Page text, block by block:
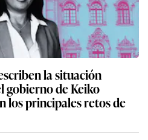
la situación
gobierno de Keiko
los principales retos de